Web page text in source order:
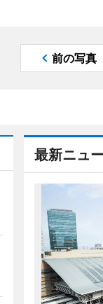
前の写真
最新ニュ